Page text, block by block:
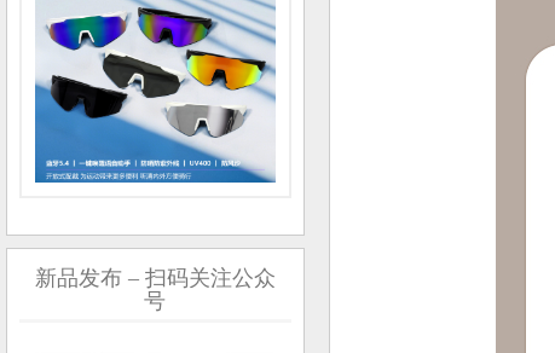
新品发布 – 扫码关注公众
号